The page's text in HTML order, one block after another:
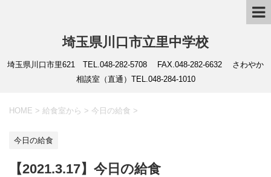
埼玉県川口市立里中学校
埼玉県川口市里621 TEL.048-282-5708 FAX.048-282-6632 さわやか
相談室（直通）TEL.048-284-1010
HOME > 給食室から > 今日の給食 >
今日の給食
【2021.3.17】今日の給食